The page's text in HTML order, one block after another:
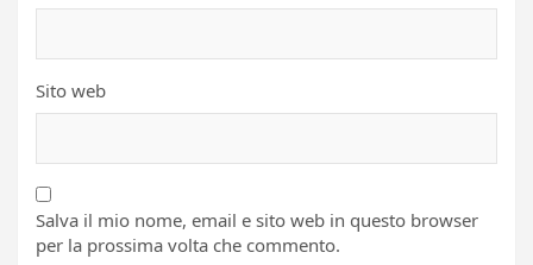
Sito web
Salva il mio nome, email e sito web in questo browser
per la prossima volta che commento.